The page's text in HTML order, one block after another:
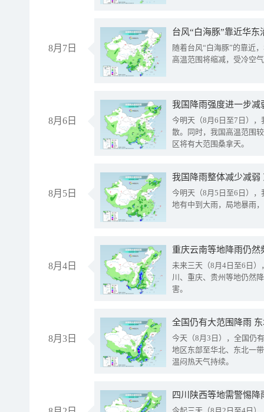
8月7日
台风“白海豚”靠近华
随着台风“白海豚”的靠近
高温范围将缩减，受冷空
8月6日
今明天（8月6日至7日）
散。同时，我国高温范围
区将有大范围桑拿天。
8月5日
我国降雨整体减少减弱
今明天（8月5日至6日）
地有中到大雨，局地暴雨
8月4日
重庆云南等地降雨仍然
未来三天（8月4日至6日
川、重庆、贵州等地仍然
害。
8月3日
全国仍有大范围降雨
今天（8月3日），全国仍
地区东部至华北、东北一
温闷热天气持续。